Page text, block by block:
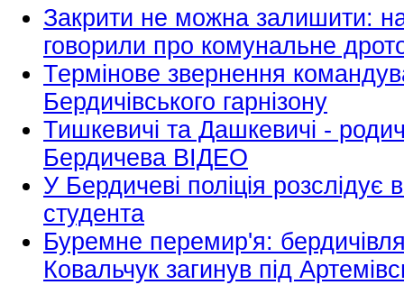
Закрити не можна залишити: на
говорили про комунальне
Термінове звернення
Бердичівського гарнізону
Тишкевичі та Дашкевичі -
Бердичева ВІДЕО
У Бердичеві поліція розслідує
студента
Буремне перемир'я:
Ковальчук загинув під